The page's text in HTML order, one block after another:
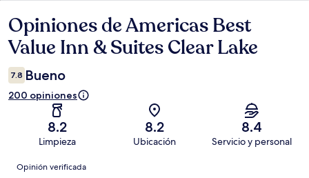
Opiniones
Opiniones de Americas Best
Value Inn & Suites Clear Lake
7.8 Bueno
200 opiniones
8.2
Limpieza
8.2
Ubicación
8.4
Servicio y personal
Opiniones
Opinión verificada